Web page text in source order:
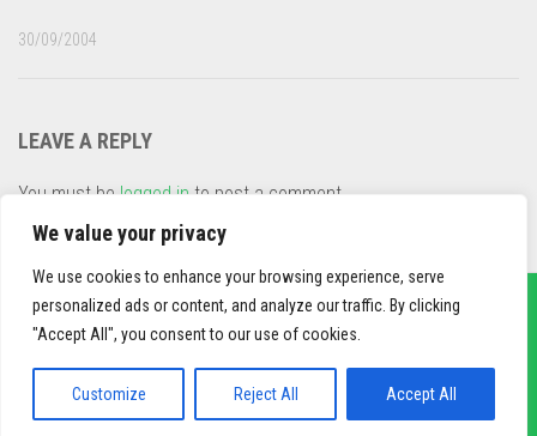
We value your privacy
We use cookies to enhance your browsing experience, serve
personalized ads or content, and analyze our traffic. By clicking
"Accept All", you consent to our use of cookies.
Customize Reject All Accept All
30/09/2004
LEAVE A REPLY
You must belogged into post a comment.
This site uses Akismet to reduce spam.
comment data is processed
sief3r.com
Powered byWordPress. Theme byAlx.